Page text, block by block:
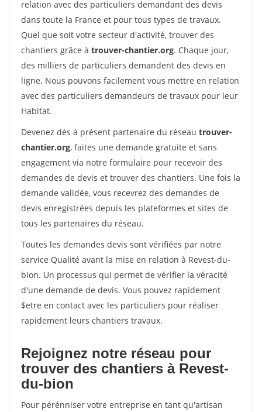
relation avec des particuliers demandant des devis
dans toute la France et pour tous types de travaux.
Quel que soit votre secteur d'activité, trouver des
chantiers grâce à trouver-chantier.org. Chaque jour,
des milliers de particuliers demandent des devis en
ligne. Nous pouvons facilement vous mettre en relation
avec des particuliers demandeurs de travaux pour leur
Habitat.
Devenez dès à présent partenaire du réseau trouver-
chantier.org, faites une demande gratuite et sans
engagement via notre formulaire pour recevoir des
demandes de devis et trouver des chantiers. Une fois la
demande validée, vous recevrez des demandes de
devis enregistrées depuis les plateformes et sites de
tous les partenaires du réseau.
Toutes les demandes devis sont vérifiées par notre
service Qualité avant la mise en relation à Revest-du-
bion. Un processus qui permet de vérifier la véracité
d'une demande de devis. Vous pouvez rapidement
$etre en contact avec les particuliers pour réaliser
rapidement leurs chantiers travaux.
Rejoignez notre réseau pour
trouver des chantiers à Revest-
du-bion
Pour pérénniser votre entreprise en tant qu'artisan